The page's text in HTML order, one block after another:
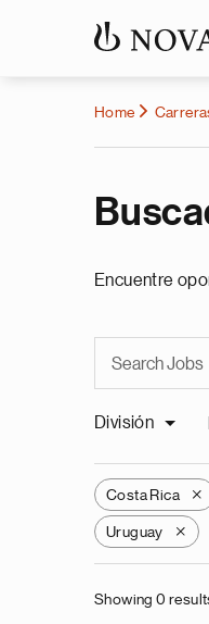
Home
Encuentre
División
Costa Rica X
Uruguay X
Showing 0